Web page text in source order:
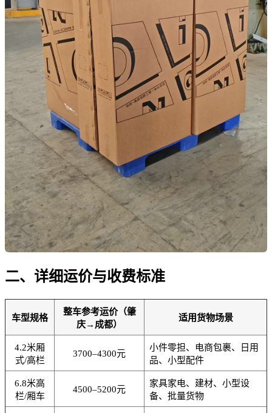
二、详细运价与收费标准
车型规格
整车参考运价（肇
庆→成都）
适用货物场景
4.2米厢
式/高栏
3700–4300元
小件零担、电商包裹、日用
品、小型配件
6.8米高
栏/厢车
4500–5200元
家具家电、建材、小型设
备、批量货物